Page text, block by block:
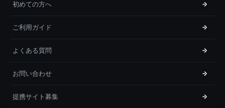
初めての方へ
ご利用ガイド
よくある質問
お問い合わせ
提携サイト募集